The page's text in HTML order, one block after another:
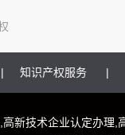
知识产权服务
新技术企业认定办理